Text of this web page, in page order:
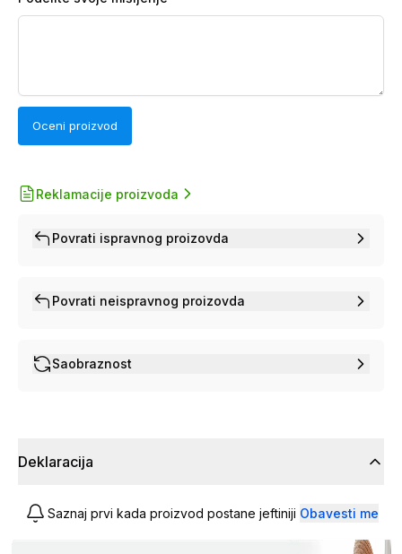
Oceni proizvod
Reklamacije proizvoda
Povrati ispravnog proizovda
Povrati neispravnog proizovda
Saobraznost
Deklaracija
Saznaj prvi kada proizvod postane jeftiniji Obavesti me